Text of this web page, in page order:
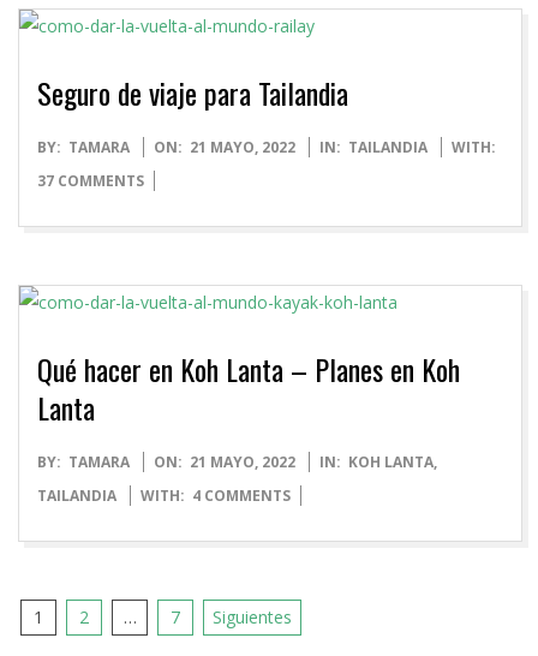
Seguro de viaje para Tailandia
2022-
05-
BY: TAMARA ON: 21 MAYO, 2022 IN: TAILANDIA
WITH:
37 COMMENTS
Qué hacer en Koh Lanta – Planes en Koh
Lanta
2022-
05-
BY: TAMARA ON: 21 MAYO, 2022 IN: KOH LANTA,
TAILANDIA
WITH: 4 COMMENTS
Paginación
1 2 … 7 Siguientes